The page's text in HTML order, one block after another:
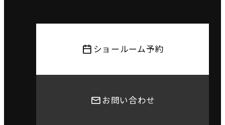
ショールーム予約
お問い合わせ